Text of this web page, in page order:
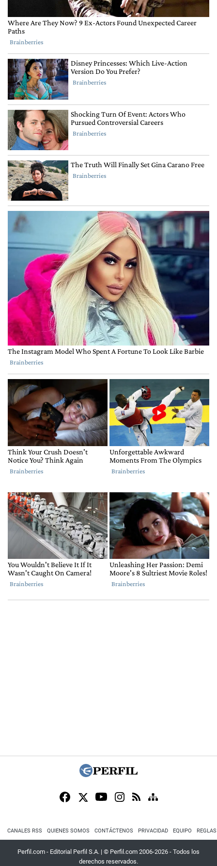
CANALES RSS QUIENES SOMOS CONTÁCTENOS PRIVACIDAD EQUIPO
Perfil.com - Editorial Perfil S.A. | © Perfil.com 2006-2026 - Todos los
derechos reservados.